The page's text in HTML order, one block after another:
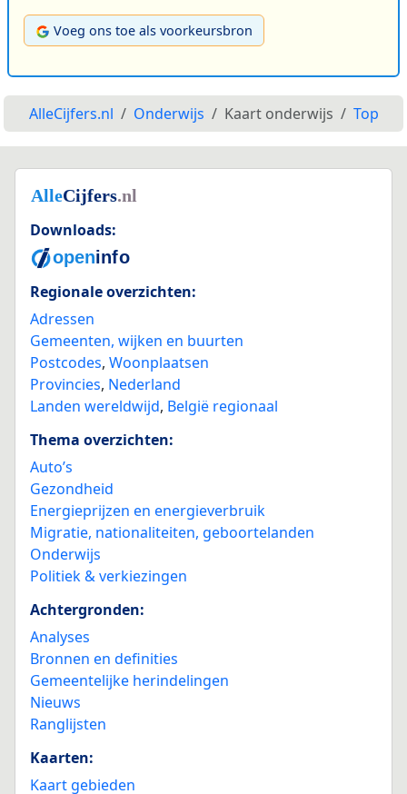
Voeg ons toe als voorkeursbron
AlleCijfers.nl Onderwijs Kaart onderwijs Top
Downloads:
Regionale overzichten:
Adressen
Gemeenten, wijken en buurten
Postcodes, Woonplaatsen
Provincies, Nederland
Landen wereldwijd, België regionaal
Thema overzichten:
Auto’s
Gezondheid
Energieprijzen en energieverbruik
Migratie, nationaliteiten, geboortelanden
Onderwijs
Politiek & verkiezingen
Achtergronden:
Analyses
Bronnen en definities
Gemeentelijke herindelingen
Nieuws
Ranglijsten
Kaarten:
Kaart gebieden